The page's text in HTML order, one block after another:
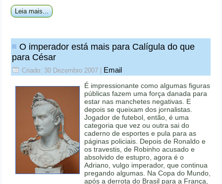
Leia mais...
O imperador está mais para Calígula do que
para César
Criado: 30 Dezembro 2007 Email
É impressionante como algumas figuras
públicas fazem uma força danada para
estar nas manchetes negativas. E
depois se queixam dos jornalistas.
Jogador de futebol, então, é uma
categoria que vez ou outra sai do
caderno de esportes e pula para as
páginas policiais. Depois de Ronaldo e
os travestis, de Robinho acusado e
absolvido de estupro, agora é o
Adriano, vulgo imperador, que continua
pregando algumas. Na Copa do Mundo,
após a derrota do Brasil para a França,